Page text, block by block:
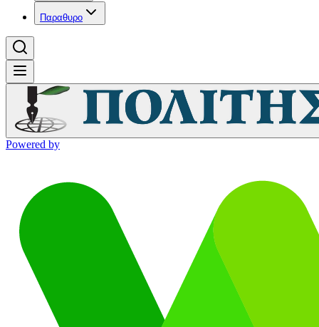
Παραθυρο
Powered by